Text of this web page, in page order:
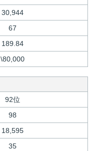
30,944
67
189.84
\80,000
92位
98
18,595
35